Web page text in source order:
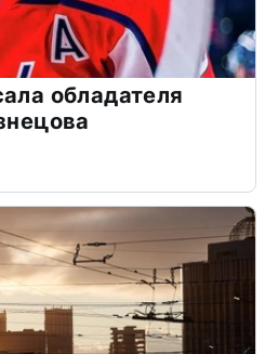
обладателя